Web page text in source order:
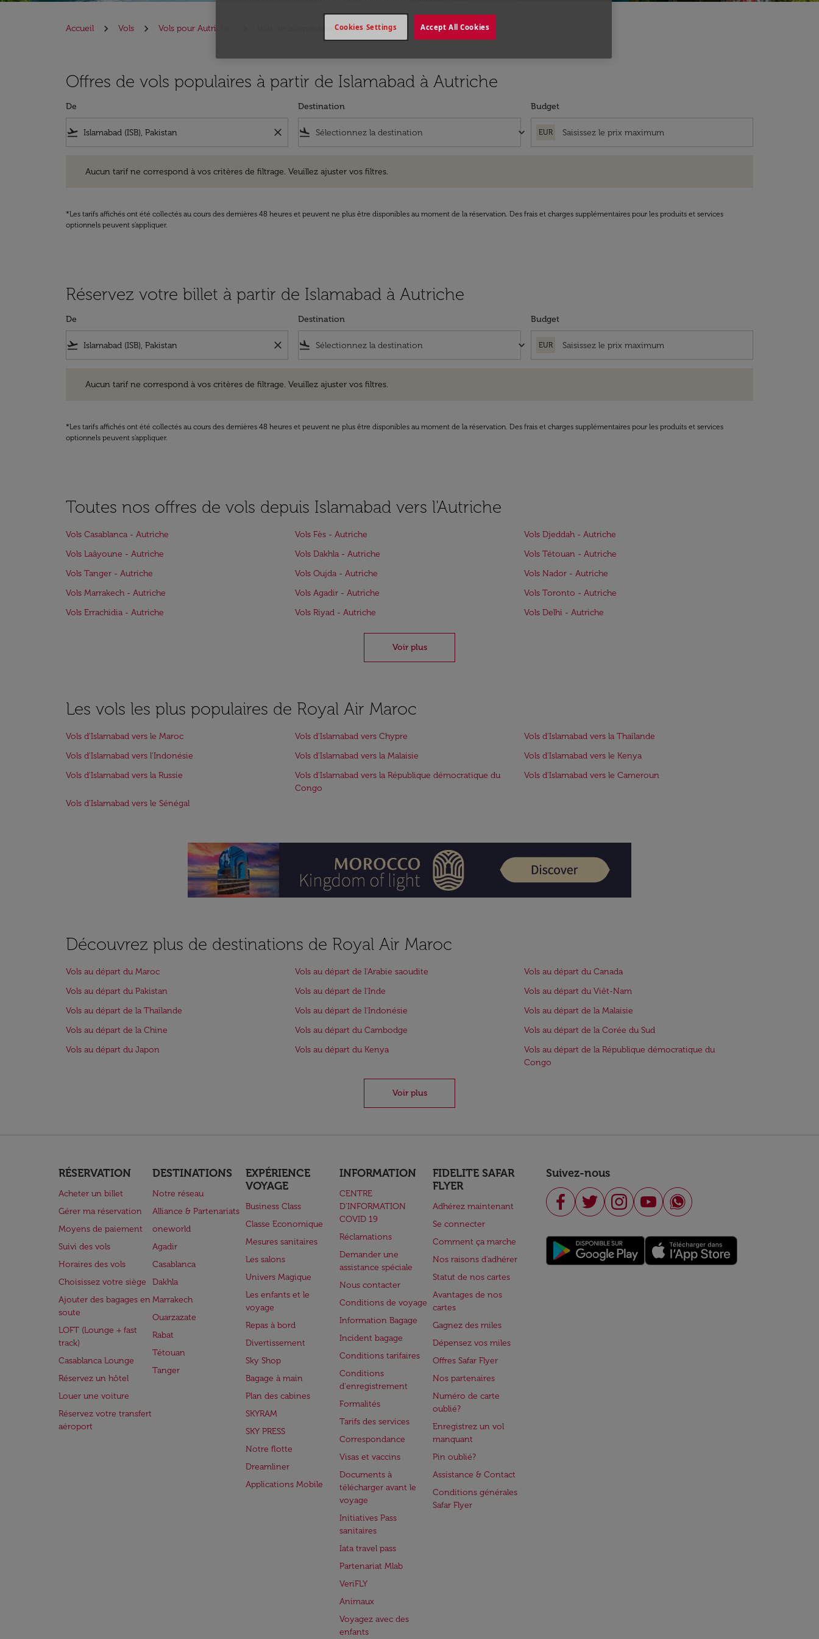
Accueil Vols Vols pour Autriche Vols de Islamabad a Autriche
Offres de vols populaires à partir de Islamabad à Autriche
De
flight_takeoff close
Destination
flight_land keyboard_arrow_down
Budget
EUR
Aucun tarif ne correspond à vos critères de filtrage. Veuillez ajuster vos filtres.
*Les tarifs affichés ont été collectés au cours des dernières 48 heures et peuvent ne plus être disponibles au moment de la réservation. Des frais et charges supplémentaires pour les produits et services
optionnels peuvent s'appliquer.
Réservez votre billet à partir de Islamabad à Autriche
De
flight_takeoff close
Destination
flight_land keyboard_arrow_down
Budget
EUR
Aucun tarif ne correspond à vos critères de filtrage. Veuillez ajuster vos filtres.
*Les tarifs affichés ont été collectés au cours des dernières 48 heures et peuvent ne plus être disponibles au moment de la réservation. Des frais et charges supplémentaires pour les produits et services
optionnels peuvent s'appliquer.
Toutes nos offres de vols depuis Islamabad vers l'Autriche
Vols Casablanca - Autriche Vols Fès - Autriche
Vols Djeddah - Autriche
Vols Laâyoune - Autriche
Vols Dakhla - Autriche
Vols Tétouan - Autriche
Vols Tanger - Autriche
Vols Oujda - Autriche
Vols Nador - Autriche
Vols Marrakech - Autriche
Vols Agadir - Autriche
Vols Toronto - Autriche
Vols Errachidia - Autriche
Vols Riyad - Autriche Vols Delhi - Autriche
Voir plus
Les vols les plus populaires de Royal Air Maroc
Vols d'Islamabad vers le Maroc Vols d'Islamabad vers Chypre
Vols d'Islamabad vers la Thaïlande
Vols d'Islamabad vers l'Indonésie
Vols d'Islamabad vers la Malaisie
Vols d'Islamabad vers le Kenya
Vols d'Islamabad vers la Russie
Vols d'Islamabad vers la République démocratique du
Congo
Vols d'Islamabad vers le Cameroun
Vols d'Islamabad vers le Sénégal
Découvrez plus de destinations de Royal Air Maroc
Vols au départ du Maroc Vols au départ de l'Arabie saoudite
Vols au départ du Canada
Vols au départ du Pakistan
Vols au départ de l'Inde
Vols au départ du Viêt-Nam
Vols au départ de la Thaïlande
Vols au départ de l'Indonésie
Vols au départ de la Malaisie
Vols au départ de la Chine
Vols au départ du Cambodge
Vols au départ de la Corée du Sud
Vols au départ du Japon
Vols au départ du Kenya
Vols au départ de la République démocratique du
Congo
Voir plus
RÉSERVATION
Acheter un billet
Gérer ma réservation
Moyens de paiement
Suivi des vols
Horaires des vols
Choisissez votre siège
Ajouter des bagages en
soute
LOFT (Lounge + fast
track)
Casablanca Lounge
Réservez un hôtel
Louer une voiture
Réservez votre transfert
aéroport
DESTINATIONS
Notre réseau
Alliance & Partenariats
oneworld
Agadir
Casablanca
Dakhla
Marrakech
Ouarzazate
Rabat
Tétouan
Tanger
EXPÉRIENCE
VOYAGE
Business Class
Classe Economique
Mesures sanitaires
Les salons
Univers Magique
Les enfants et le
voyage
Repas à bord
Divertissement
Sky Shop
Bagage à main
Plan des cabines
SKYRAM
SKY PRESS
Notre flotte
Dreamliner
Applications Mobile
INFORMATION
CENTRE
D’INFORMATION
COVID 19
Réclamations
Demander une
assistance spéciale
Nous contacter
Conditions de voyage
Information Bagage
Incident bagage
Conditions tarifaires
Conditions
d'enregistrement
Formalités
Tarifs des services
Correspondance
Visas et vaccins
Documents à
télécharger avant le
voyage
Initiatives Pass
sanitaires
Iata travel pass
Partenariat Mlab
VeriFLY
Animaux
Voyagez avec des
enfants
FIDELITE SAFAR
FLYER
Adhérez maintenant
Se connecter
Comment ça marche
Nos raisons d'adhérer
Statut de nos cartes
Avantages de nos
cartes
Gagnez des miles
Dépensez vos miles
Offres Safar Flyer
Nos partenaires
Numéro de carte
oublié?
Enregistrez un vol
manquant
Pin oublié?
Assistance & Contact
Conditions générales
Safar Flyer
Suivez-nous
Accept All Cookies
Cookies Settings